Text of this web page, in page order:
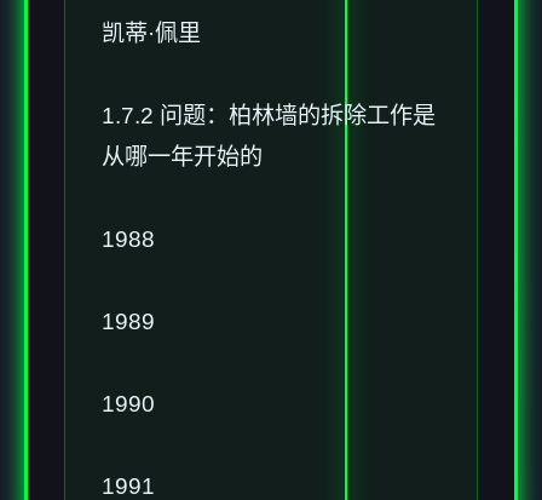
凯蒂·佩里
1.7.2 问题：柏林墙的拆除工作是
从哪一年开始的
1988
1989
1990
1991